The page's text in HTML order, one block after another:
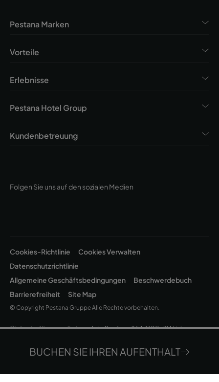
BUCHEN SIE IHREN AUFENTHALT
Folgen Sie uns auf den sozialen Medien
Pestana Marken
Vorteile
Erlebnisse
Pestana Hotel Group
Kundenbetreuung
Cookies-Richtlinie
Cookies Verwalten
Datenschutzrichtlinie
Allgemeine Geschäftsbedingungen
Beschwerdebuch
Barrierefreiheit
Site Map
© Copyright Pestana Gruppe Alle Rechte vorbehalten.
©Intervisa Viagens e Turismo, Lda. Rua Jau, nº 54, 1300-314 Lisboa